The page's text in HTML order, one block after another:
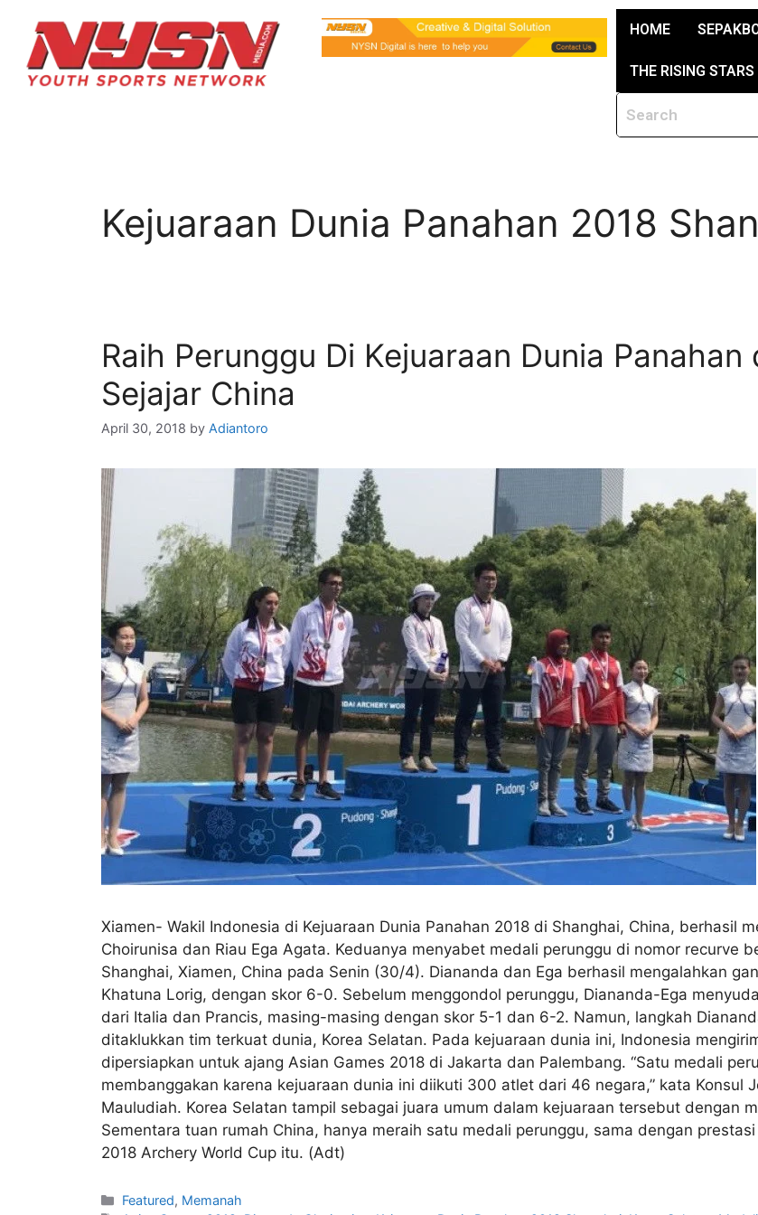
HOME
THE RISING STARS
Kejuaraan Dunia Panahan 2018
Raih Perunggu Di Kejuaraan Dunia
Sejajar China
April 30, 2018 by Adiantoro
Xiamen- Wakil Indonesia di Kejuaraan Dunia Panahan 2018 di Shanghai, China, berhasil
Choirunisa dan Riau Ega Agata. Keduanya menyabet medali perunggu di nomor recurve
Shanghai, Xiamen, China pada Senin (30/4). Diananda dan Ega berhasil mengalahkan
Khatuna Lorig, dengan skor 6-0. Sebelum menggondol perunggu, Diananda-Ega
dari Italia dan Prancis, masing-masing dengan skor 5-1 dan 6-2. Namun, langkah
ditaklukkan tim terkuat dunia, Korea Selatan. Pada kejuaraan dunia ini, Indonesia
dipersiapkan untuk ajang Asian Games 2018 di Jakarta dan Palembang. “Satu medali
membanggakan karena kejuaraan dunia ini diikuti 300 atlet dari 46 negara,” kata Konsul
Mauludiah. Korea Selatan tampil sebagai juara umum dalam kejuaraan tersebut dengan
Sementara tuan rumah China, hanya meraih satu medali perunggu, sama dengan
2018 Archery World Cup itu. (Adt)
Featured, Memanah